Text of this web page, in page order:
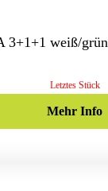
3+1+1 weiß/grün
Letztes Stück
Mehr Info